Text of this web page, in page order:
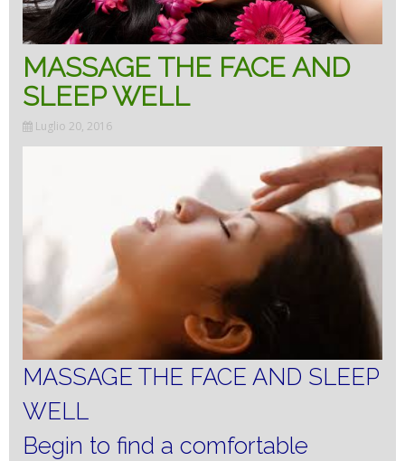
MASSAGE THE FACE AND
SLEEP WELL
Luglio 20, 2016
MASSAGE THE FACE AND SLEEP
WELL
Begin to find a comfortable